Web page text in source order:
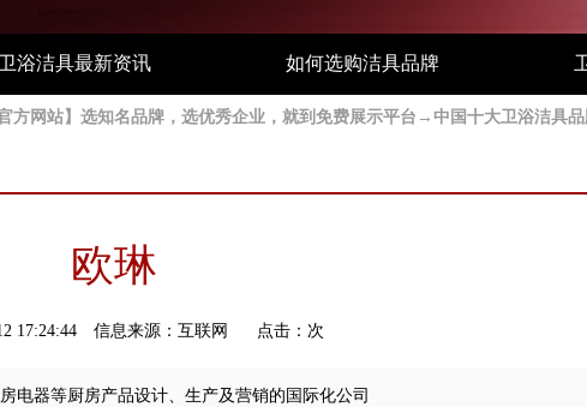
卫浴洁具最新资讯 如何选购洁具品牌
方网站】选知名品牌，选优秀企业，就到免费展示平台→中国十大卫浴洁具品
欧琳
17:24:44 信息来源：互联网 点击： 次
电器等厨房产品设计、生产及营销的国际化公司